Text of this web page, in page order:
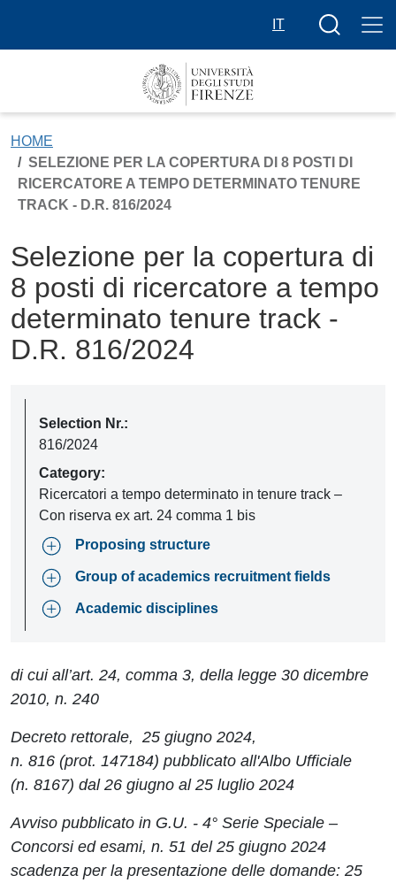
IT
Search
HOME
SELEZIONE PER LA COPERTURA DI 8 POSTI DI
RICERCATORE A TEMPO DETERMINATO TENURE
TRACK - D.R. 816/2024
Selezione per la copertura di
8 posti di ricercatore a tempo
determinato tenure track -
D.R. 816/2024
Selection Nr.:
816/2024
Category:
Ricercatori a tempo determinato in tenure track –
Con riserva ex art. 24 comma 1 bis
Proposing structure
Group of academics recruitment fields
Academic disciplines
di cui all’art. 24, comma 3, della legge 30 dicembre
2010, n. 240
Decreto rettorale, 25 giugno 2024,
n. 816 (prot. 147184) pubblicato all'Albo Ufficiale
(n. 8167) dal 26 giugno al 25 luglio 2024
Avviso pubblicato in G.U. - 4° Serie Speciale –
Concorsi ed esami, n. 51 del 25 giugno 2024
scadenza per la presentazione delle domande: 25